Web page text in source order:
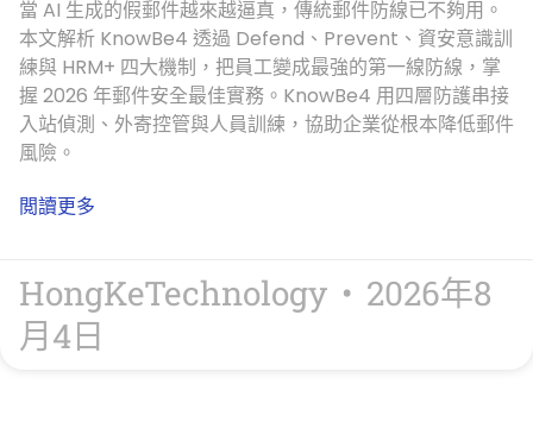
當 AI 生成的假郵件越來越逼真，傳統郵件防線已不夠用。
本文解析 KnowBe4 透過 Defend、Prevent、資安意識訓
練與 HRM+ 四大機制，把員工變成最強的第一線防線，掌
握 2026 年郵件安全最佳實務。KnowBe4 用四層防護串接
入站偵測、外寄控管與人員訓練，協助企業從根本降低郵件
風險。
閲讀更多
HongKeTechnology
2026年8
月4日